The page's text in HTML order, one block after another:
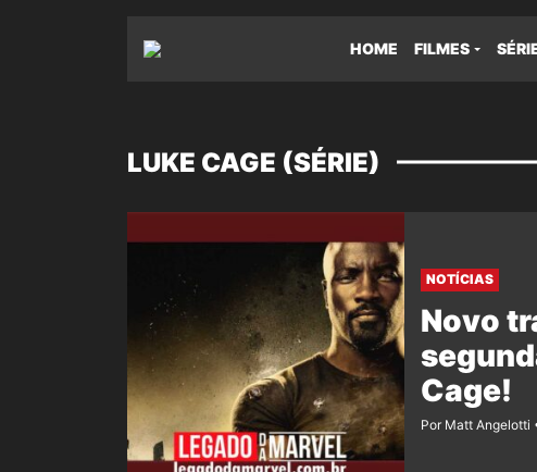
HOME FILMES
LUKE CAGE (SÉRIE)
NOTÍCIAS
Novo
Cage!
Por Matt Angelotti